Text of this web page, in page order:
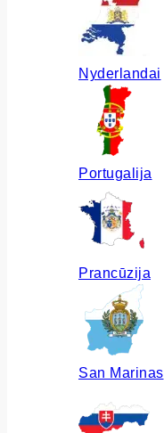
Nyderlandai
Portugalija
Prancūzija
San Marinas